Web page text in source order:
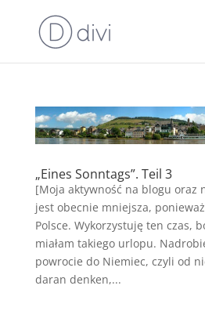
„Eines Sonntags”. Teil 3
[Moja aktywność na blogu oraz
jest obecnie mniejsza,
Polsce. Wykorzystuję ten czas,
miałam takiego urlopu.
powrocie do Niemiec, czyli od
daran denken,...